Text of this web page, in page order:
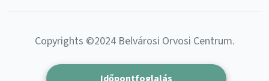
Copyrights ©2024 Belvárosi Orvosi Centrum.